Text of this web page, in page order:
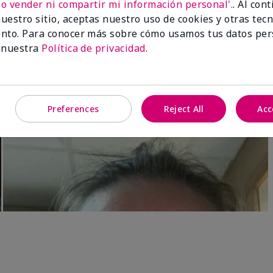
3D Foundation
rosados fríos)
Skinvigorate™ Duo Facial
especial†
$95.00
vender ni compartir mi información personal'.. Al
sitio, aceptas nuestro uso de cookies y otras
Para conocer más sobre cómo usamos tus datos
Política de privacidad.
Preferences Reject All